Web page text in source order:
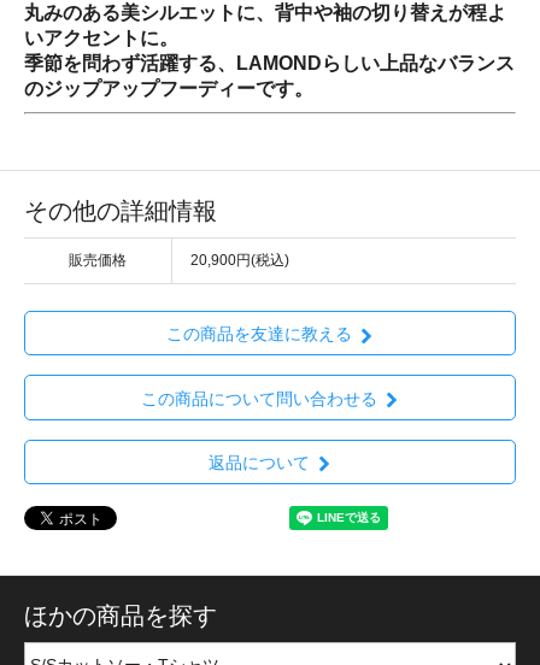
丸みのある美シルエットに、背中や袖の切り替えが程よ
いアクセントに。
季節を問わず活躍する、LAMONDらしい上品なバランス
のジップアップフーディーです。
その他の詳細情報
販売価格 20,900円(税込)
この商品を友達に教える
この商品について問い合わせる
返品について
ほかの商品を探す